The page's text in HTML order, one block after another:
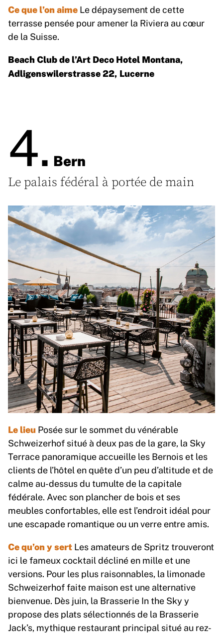
Ce que l’on aime Le dépaysement de cette
terrasse pensée pour amener la Riviera au cœur
de la Suisse.
Beach Club de l’Art Deco Hotel Montana,
Adligenswilerstrasse 22, Lucerne
4. Bern
Le palais fédéral à portée de main
Le lieu Posée sur le sommet du vénérable
Schweizerhof situé à deux pas de la gare, la Sky
Terrace panoramique accueille les Bernois et les
clients de l’hôtel en quête d’un peu d’altitude et de
calme au-dessus du tumulte de la capitale
fédérale. Avec son plancher de bois et ses
meubles confortables, elle est l’endroit idéal pour
une escapade romantique ou un verre entre amis.
Ce qu’on y sert Les amateurs de Spritz trouveront
ici le fameux cocktail décliné en mille et une
versions. Pour les plus raisonnables, la limonade
Schweizerhof faite maison est une alternative
bienvenue. Dès juin, la Brasserie In the Sky y
propose des plats sélectionnés de la Brasserie
Jack’s, mythique restaurant principal situé au rez-